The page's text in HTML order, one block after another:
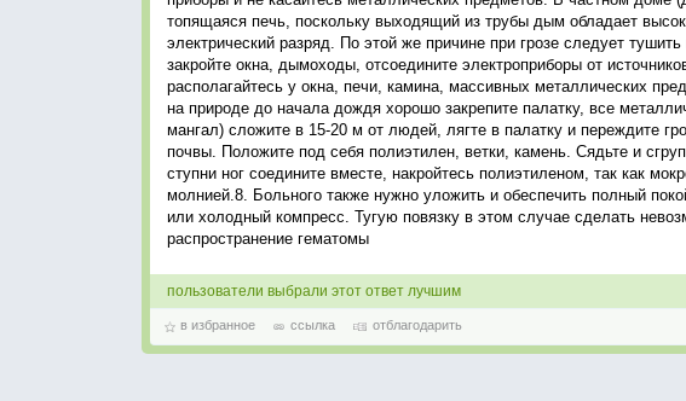
топящаяся печь, поскольку выходящий из трубы дым обладает
электрический разряд. По этой же причине при грозе следует
закройте окна, дымоходы, отсоедините электроприборы от
располагайтесь у окна, печи, камина, массивных металлических
на природе до начала дождя хорошо закрепите палатку, все
мангал) сложите в 15-20 м от людей, лягте в палатку и переждите
почвы. Положите под себя полиэтилен, ветки, камень. Сядьте и
ступни ног соедините вместе, накройтесь полиэтиленом, так как
молнией.8. Больного также нужно уложить и обеспечить полный
или холодный компресс. Тугую повязку в этом случае сделать
распространение гематомы
пользователи выбрали этот ответ лучшим
в избранное ссылка отблагодарить